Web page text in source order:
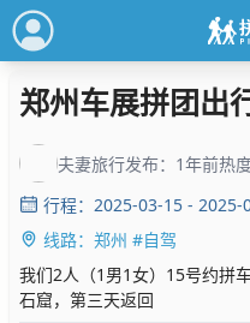
郑州车展拼团出
夫妻旅行发布：1年前热
行程：2025-03-15 - 2025-
线路：郑州 #自驾
我们2人（1男1女）15号约拼
石窟，第三天返回